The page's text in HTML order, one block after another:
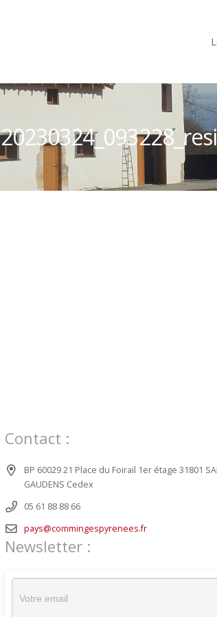
Contact :
BP 60029 21 Place du Foirail 1er étage 31801
GAUDENS Cedex
05 61 88 88 66
pays@commingespyrenees.fr
Newsletter :